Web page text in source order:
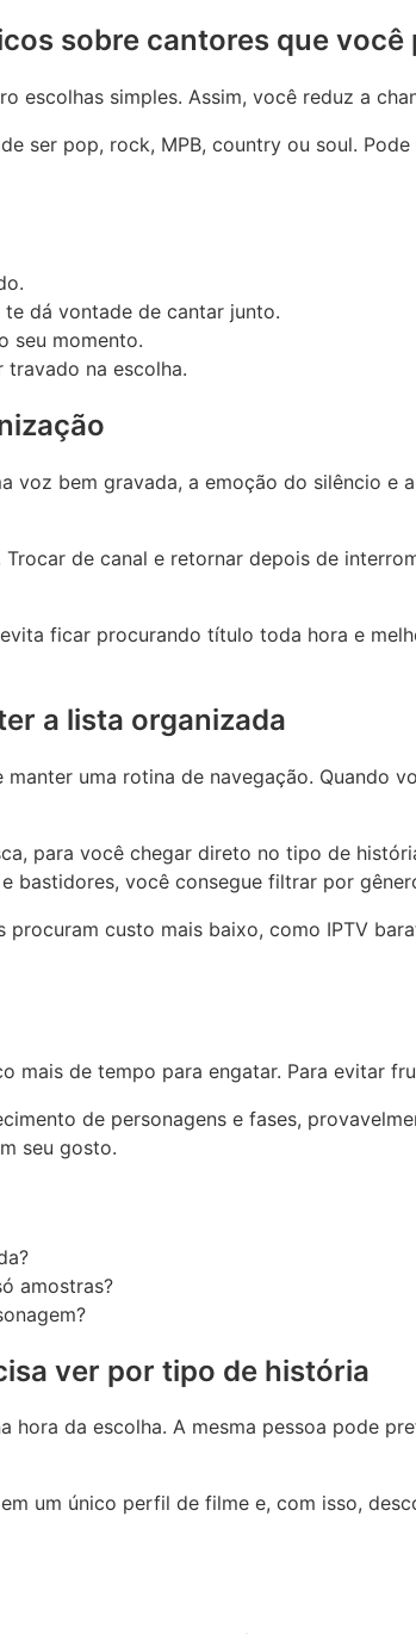
sobre cantores que
escolhas simples. Assim, você reduz a
ser pop, rock, MPB, country ou soul.
dá vontade de cantar junto.
seu momento.
na escolha.
bem gravada, a emoção do silêncio e
de canal e retornar depois de
ficar procurando título toda hora e
a lista organizada
uma rotina de navegação. Quando
para você chegar direto no tipo de
você consegue filtrar por
custo mais baixo, como IPTV
mais de tempo para engatar. Para evitar
de personagens e fases,
seu gosto.
amostras?
ver por tipo de história
da escolha. A mesma pessoa pode
um único perfil de filme e, com isso,